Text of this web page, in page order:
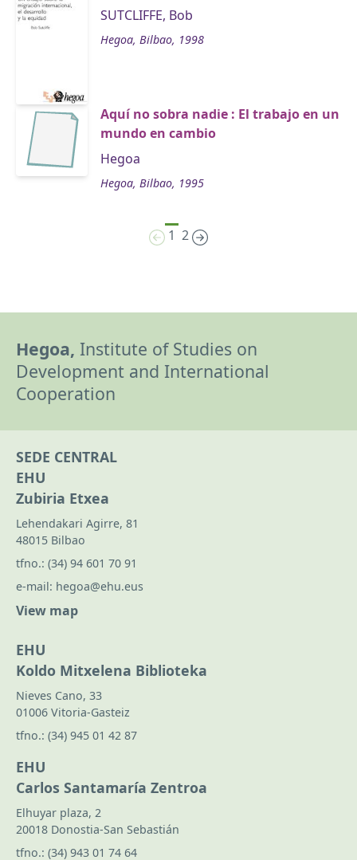
SUTCLIFFE, Bob
Hegoa, Bilbao, 1998
Aquí no sobra nadie : El trabajo en un
mundo en cambio
Hegoa
Hegoa, Bilbao, 1995
1 2
Hegoa, Institute of Studies on
Development and International
Cooperation
SEDE CENTRAL
EHU
Zubiria Etxea
Lehendakari Agirre, 81
48015 Bilbao
tfno.: (34) 94 601 70 91
e-mail: hegoa@ehu.eus
View map
EHU
Koldo Mitxelena Biblioteka
Nieves Cano, 33
01006 Vitoria-Gasteiz
tfno.: (34) 945 01 42 87
EHU
Carlos Santamaría Zentroa
Elhuyar plaza, 2
20018 Donostia-San Sebastián
tfno.: (34) 943 01 74 64